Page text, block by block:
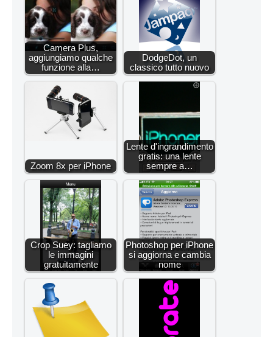
Camera Plus,
aggiungiamo qualche
funzione alla…
DodgeDot, un
classico tutto nuovo
Zoom 8x per iPhone
Lente d'ingrandimento
gratis: una lente
sempre a…
Crop Suey: tagliamo
le immagini
gratuitamente
Photoshop per iPhone
si aggiorna e cambia
nome